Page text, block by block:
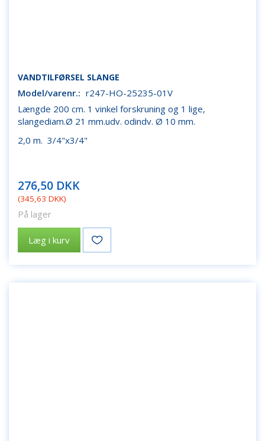
VANDTILFØRSEL SLANGE
Model/varenr.: r247-HO-25235-01V
Længde 200 cm. 1 vinkel forskruning og 1 lige,
slangediam.Ø 21 mm.udv. odindv. Ø 10 mm.
2,0 m. 3/4"x3/4"
276,50 DKK
(345,63 DKK)
På lager
Læg i kurv